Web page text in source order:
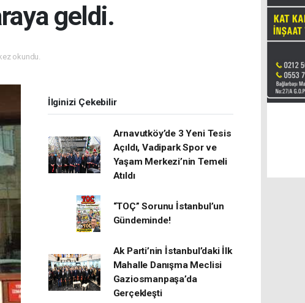
geldi.
okundu.
İlginizi Çekebilir
Arnavutköy’de 3 Yeni Tesis
Açıldı, Vadipark Spor ve
Yaşam Merkezi’nin Temeli
Atıldı
“TOÇ” Sorunu İstanbul’un
Gündeminde!
Ak Parti’nin İstanbul’daki İlk
Mahalle Danışma Meclisi
Gaziosmanpaşa’da
Gerçekleşti